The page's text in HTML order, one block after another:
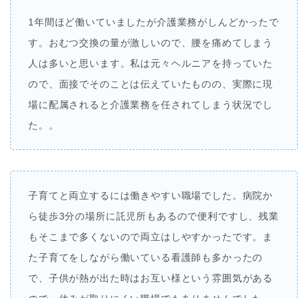
1年間ほど働いていましたが介護業務がしんどかったで
す。おむつ交換の量が激しいので、腰を痛めてしまう
人は多いと思います。私は元々ヘルニアを持っていた
ので、面接でそのことは伝えていたものの、実際に現
場に配属されると介護業務を任されてしまう状況でし
た。。
子育てと両立するには働きやすい職場でした。病院か
ら徒歩3分の場所に託児所もあるので便利ですし、残業
もそこまで多くないので両立はしやすかったです。ま
た子育てをしながら働いている看護師も多かったの
で、子供が熱が出た時はお互い様という雰囲気がある